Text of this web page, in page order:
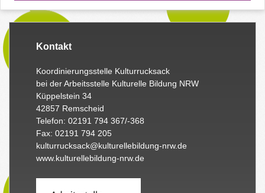
Kontakt
Koordinierungsstelle Kulturrucksack
bei der Arbeitsstelle Kulturelle Bildung NRW
Küppelstein 34
42857 Remscheid
Telefon: 02191 794 367/-368
Fax: 02191 794 205
kulturrucksack@kulturellebildung-nrw.de
www.kulturellebildung-nrw.de